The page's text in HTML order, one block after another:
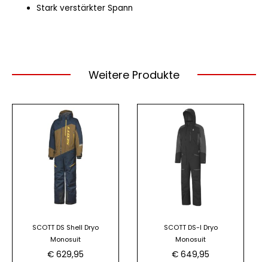
Stark verstärkter Spann
Weitere Produkte
SCOTT DS Shell Dryo
Monosuit
€ 629,95
Dieses
Produkt
weist
mehrere
Varianten
auf.
Die
können
auf
SCOTT DS-I Dryo
Monosuit
€ 649,95
Dieses
Produkt
weist
mehrere
Varianten
auf.
Die
können
auf